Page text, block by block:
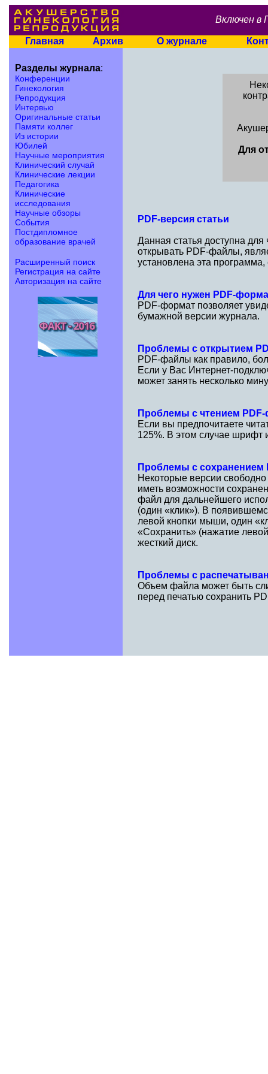
Включен в
Главная Архив О журнале
Разделы журнала:
Конференции
Гинекология
Репродукция
Интервью
Оригинальные статьи
Памяти коллег
Из истории
Юбилей
Научные мероприятия
Клинический случай
Клинические лекции
Педагогика
Клинические
исследования
Научные обзоры
События
Постдипломное
образование врачей
Расширенный поиск
Регистрация на сайте
Авторизация на сайте
Для
PDF-версия статьи
Данная статья доступна
открывать PDF-файлы,
установлена эта
Для чего нужен PDF-
PDF-формат позволяет
бумажной версии журнала.
Проблемы с открытием
PDF-файлы как правило,
Если у Вас Интернет-
может занять несколько
Проблемы с чтением
Если вы предпочитаете
125%. В этом случае шрифт
Проблемы с сохранением
Некоторые версии
иметь возможности
файл для дальнейшего
(один «клик»). В
левой кнопки мыши, один
«Сохранить» (нажатие
жесткий диск.
Проблемы с
Объем файла может быть
перед печатью сохранить